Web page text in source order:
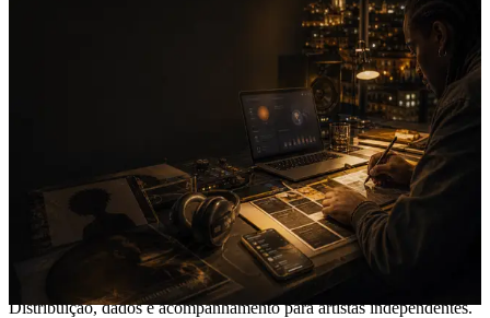
KYNTAL
Independência com sistema.
Distribuição, dados e acompanhamento para artistas independentes.